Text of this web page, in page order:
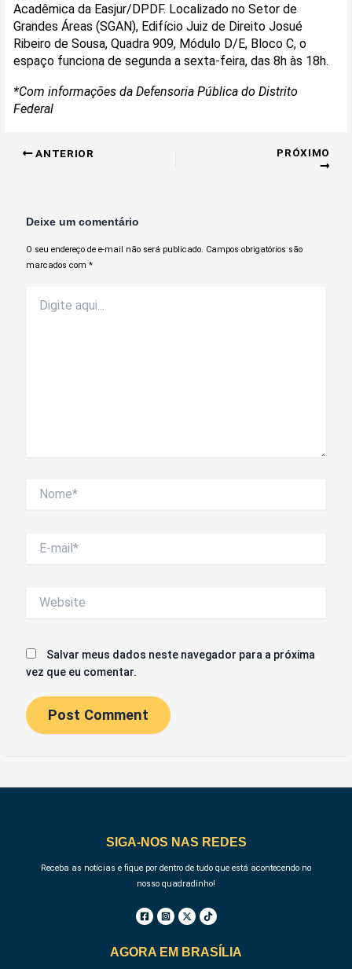
Acadêmica da Easjur/DPDF. Localizado no Setor de
Grandes Áreas (SGAN), Edifício Juiz de Direito Josué
Ribeiro de Sousa, Quadra 909, Módulo D/E, Bloco C, o
espaço funciona de segunda a sexta-feira, das 8h às 18h.
*Com informações da Defensoria Pública do Distrito
Federal
ANTERIOR PRÓXIMO
Deixe um comentário
O seu endereço de e-mail não será publicado. Campos obrigatórios são
marcados com*
aqui...
mail*
Salvar meus dados neste navegador para a próxima
vez que eu comentar.
SIGA-NOS NAS REDES
Receba as notícias e fique por dentro de tudo que está acontecendo no
nosso quadradinho!
AGORA EM BRASÍLIA